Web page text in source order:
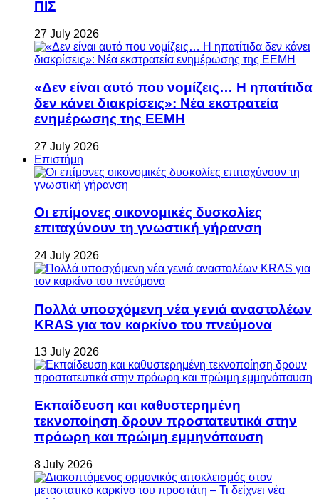
ΠΙΣ
27 July 2026
«Δεν είναι αυτό που νομίζεις… Η ηπατίτιδα
δεν κάνει διακρίσεις»: Νέα εκστρατεία
ενημέρωσης της ΕΕΜΗ
27 July 2026
Επιστήμη
Οι επίμονες οικονομικές δυσκολίες
επιταχύνουν τη γνωστική γήρανση
24 July 2026
Πολλά υποσχόμενη νέα γενιά αναστολέων
KRAS για τον καρκίνο του πνεύμονα
13 July 2026
Εκπαίδευση και καθυστερημένη
τεκνοποίηση δρουν προστατευτικά στην
πρόωρη και πρώιμη εμμηνόπαυση
8 July 2026